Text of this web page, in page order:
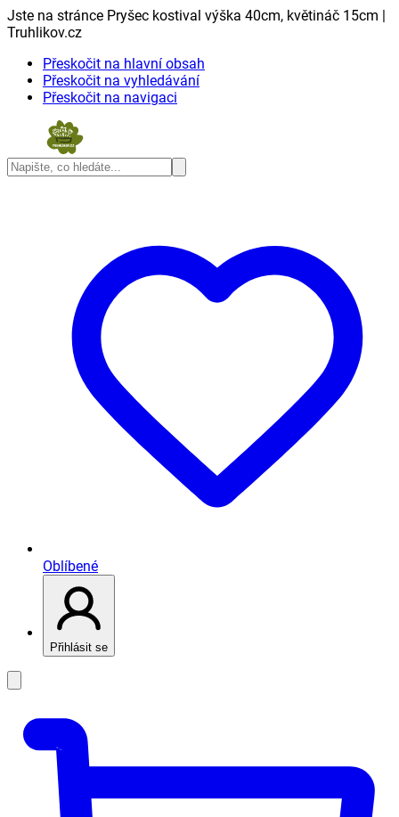
Jste na stránce Pryšec kostival výška 40cm, květináč 15cm |
Truhlikov.cz
Přeskočit na hlavní obsah
Přeskočit na vyhledávání
Přeskočit na navigaci
Oblíbené
Přihlásit se